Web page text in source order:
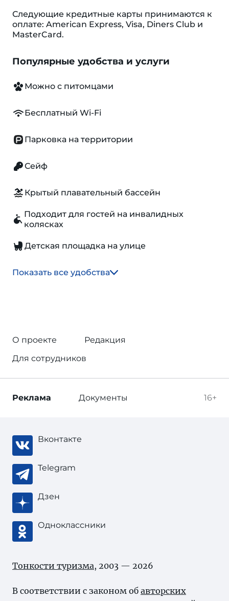
Следующие кредитные карты принимаются к
оплате: American Express, Visa, Diners Club и
MasterCard.
Популярные удобства и услуги
Можно с питомцами
Бесплатный Wi-Fi
Парковка на территории
Сейф
Крытый плавательный бассейн
Подходит для гостей на инвалидных
колясках
Детская площадка на улице
Показать все удобства
О проекте
Редакция
Для сотрудников
16+
Реклама Документы
Вконтакте
Telegram
Дзен
Одноклассники
Тонкости туризма, 2003 — 2026
В соответствии с законом об авторских